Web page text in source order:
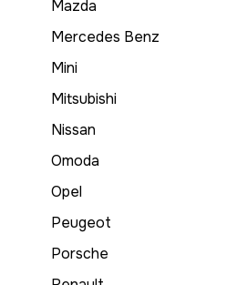
Mazda
Mercedes Benz
Mini
Mitsubishi
Nissan
Omoda
Opel
Peugeot
Porsche